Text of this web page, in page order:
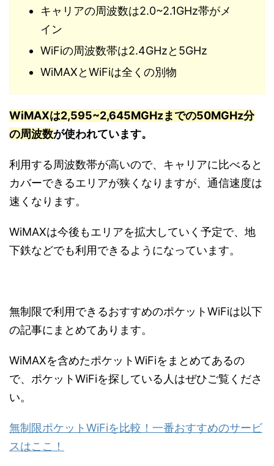
キャリアの周波数は2.0~2.1GHz帯がメ
イン
WiFiの周波数帯は2.4GHzと5GHz
WiMAXとWiFiは全くの別物
WiMAXは2,595~2,645MGHzまでの50MGHz分
の周波数が使われています。
利用する周波数帯が高いので、キャリアに比べると
カバーできるエリアが狭くなりますが、通信速度は
速くなります。
WiMAXは今後もエリアを拡大していく予定で、地
下鉄などでも利用できるようになっています。
無制限で利用できるおすすめのポケットWiFiは以下
の記事にまとめてあります。
WiMAXを含めたポケットWiFiをまとめてあるの
で、ポケットWiFiを探している人はぜひご覧くださ
い。
無制限ポケットWiFiを比較！一番おすすめのサービ
スはここ！